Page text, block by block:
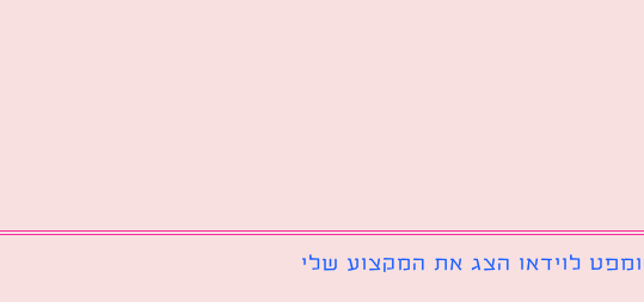
לוידאו הצג את המקצוע שלי